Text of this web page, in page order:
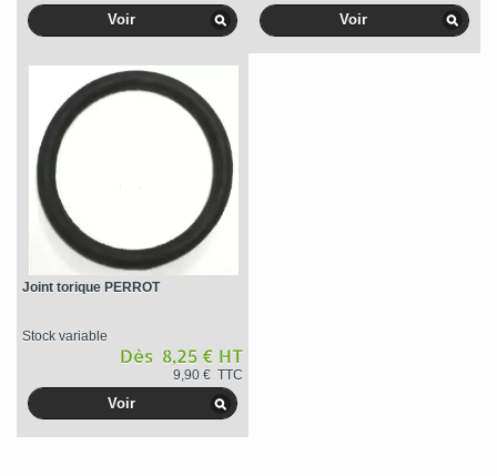
Voir
Voir
Joint torique PERROT
Stock variable
Dès 8,25 € HT
9,90 € TTC
Voir